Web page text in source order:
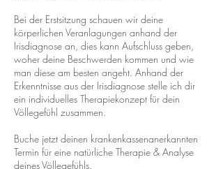
Bei der Erstsitzung schauen wir deine
körperlichen Veranlagungen anhand der
Irisdiagnose an, dies kann Aufschluss geben,
woher deine Beschwerden kommen und wie
man diese am besten angeht. Anhand der
Erkenntnisse aus der Irisdiagnose stelle ich dir
ein individuelles Therapiekonzept für dein
Völlegefühl zusammen.
Buche jetzt deinen krankenkassenanerkannten
Termin für eine natürliche Therapie & Analyse